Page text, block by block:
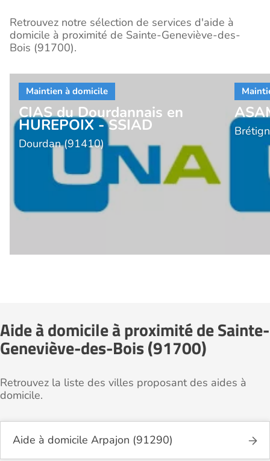
Retrouvez notre sélection de services d'aide à
domicile à proximité de Sainte-Geneviève-des-
Bois (91700).
CIAS du Dourdannais en
HUREPOIX - SSIAD
Dourdan (91410)
Aide à domicile à proximité de Sainte-
Geneviève-des-Bois (91700)
Retrouvez la liste des villes proposant des aides à
domicile.
Aide à domicile Arpajon (91290)